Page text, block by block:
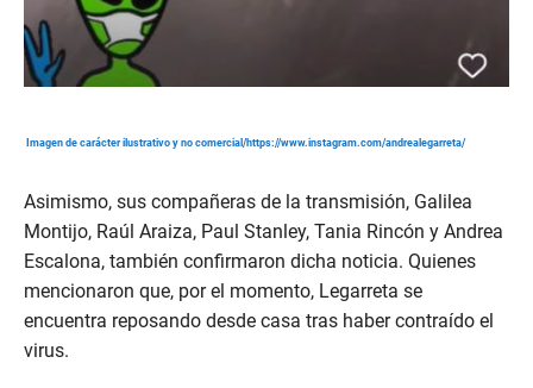
Imagen de carácter ilustrativo y no comercial/https://www.instagram.com/andrealegarreta/
Asimismo, sus compañeras de la transmisión, Galilea
Montijo, Raúl Araiza, Paul Stanley, Tania Rincón y Andrea
Escalona, también confirmaron dicha noticia. Quienes
mencionaron que, por el momento, Legarreta se
encuentra reposando desde casa tras haber contraído el
virus.